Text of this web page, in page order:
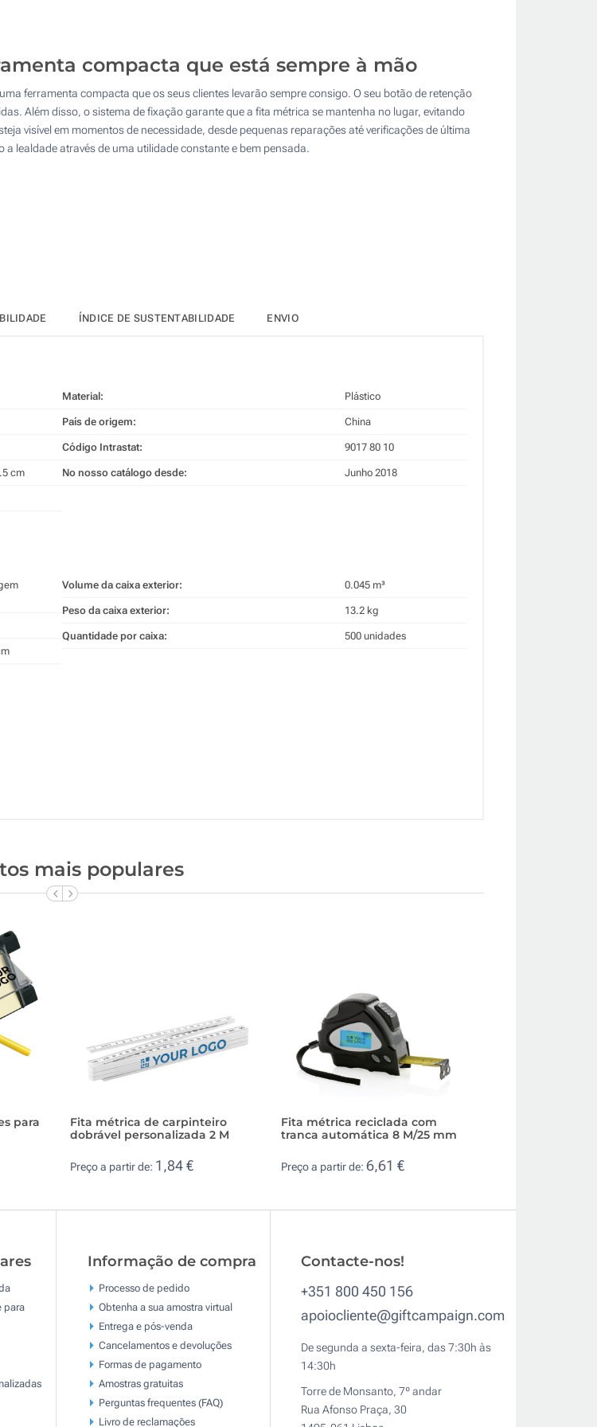
impressão
250
500
: Atualizar
compacta que está sempre à mão
ferramenta compacta que os seus clientes levarão sempre consigo. O seu botão de retenção
Além disso, o sistema de fixação garante que a fita métrica se mantenha no lugar, evitando
visível em momentos de necessidade, desde pequenas reparações até verificações de última
lealdade através de uma utilidade constante e bem pensada.
ÍNDICE DE SUSTENTABILIDADE ENVIO
cm
Material: Plástico
País de origem: China
Código Intrastat: 9017 80 10
No nosso catálogo desde: Junho 2018
Volume da caixa exterior: 0.045 m³
Peso da caixa exterior: 13.2 kg
Quantidade por caixa: 500 unidades
mais populares
para
Fita métrica de carpinteiro
dobrável personalizada 2 M
Preço a partir de: 1,84 €
Fita métrica reciclada com
tranca automática 8 M/25 mm
Preço a partir de: 6,61 €
para
Informação de compra
Processo de pedido
Obtenha a sua amostra virtual
Entrega e pós-venda
Cancelamentos e devoluções
Formas de pagamento
Amostras gratuitas
Perguntas frequentes (FAQ)
Livro de reclamaçōes
Contacte-nos!
+351 800 450 156
apoiocliente@giftcampaign.com
De segunda a sexta-feira, das 7:30h às
14:30h
Torre de Monsanto, 7º andar
Rua Afonso Praça, 30